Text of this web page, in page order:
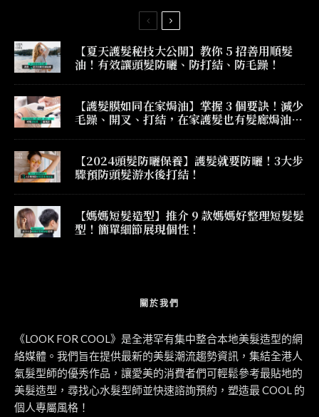
【夏天護髮秘技大公開】教你 5 招善用順髮
油！有效讓頭髮防曬、防打結、防毛躁！
【護髮膜如同在家焗油】掌握 3 個要訣！減少
毛躁、開叉、打結，在家護髮也有髮廊焗油效
【2024頭髮防曬保養】護髮就要防曬！3大步
驟預防頭髮游水後打結！
【媽媽短髮造型】推介 9 款媽媽好整理短髮髮
型！簡單細節展現個性！
關於我們
《LOOK FOR COOL》是全港罕有集中整合本地美髮造型的網
絡媒體。我們旨在提供最新的美髮潮流趨勢資訊，集結全港人
氣髮型師的優秀作品，讓愛美的消費者們可輕鬆參考最貼地的
美髮造型，尋找心水髮型師並快速諮詢預約，塑造最 COOL 的
個人專屬風格！